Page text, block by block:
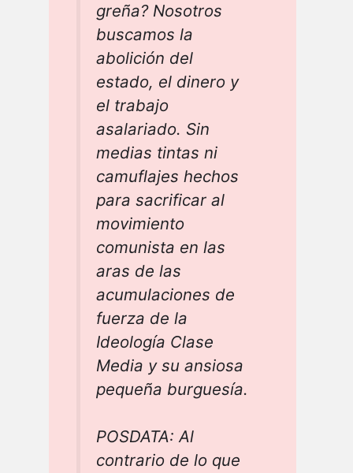
greña? Nosotros
buscamos la
abolición del
estado, el dinero y
el trabajo
asalariado. Sin
medias tintas ni
camuflajes hechos
para sacrificar al
movimiento
comunista en las
aras de las
acumulaciones de
fuerza de la
Ideología Clase
Media y su ansiosa
pequeña burguesía.
POSDATA: Al
contrario de lo que